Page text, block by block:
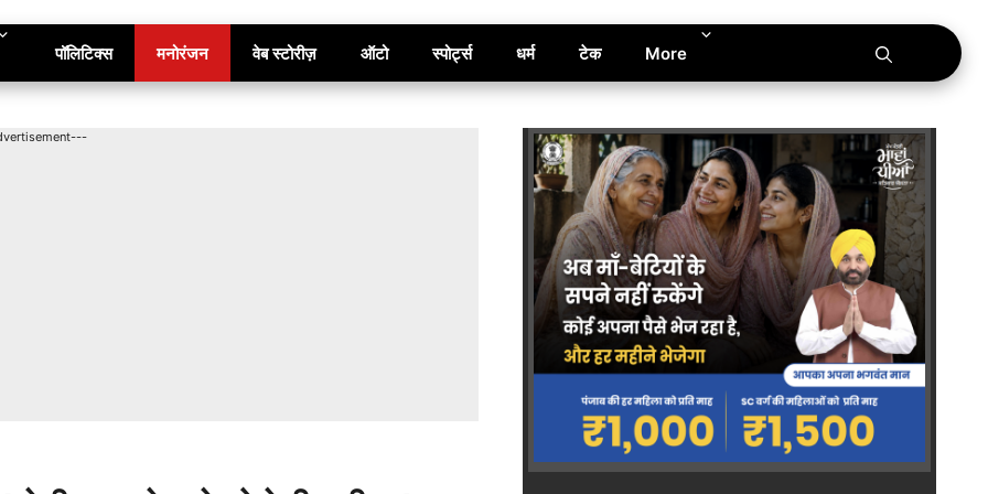
पॉलिटिक्स मनोरंजन वेब स्टोरीज़ ऑटो स्पोर्ट्स धर्म टेक More